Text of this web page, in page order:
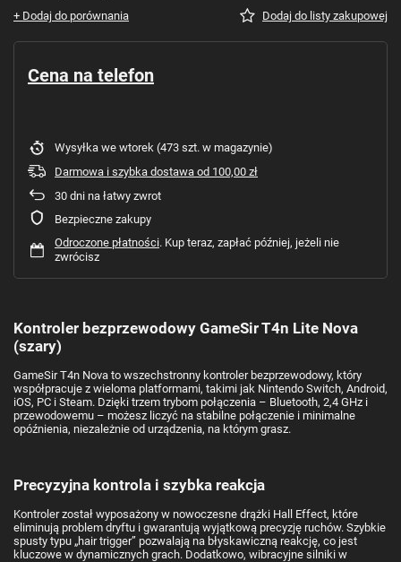
+ Dodaj do porównania Dodaj do listy zakupowej
Cena na telefon
Wysyłka we wtorek (473 szt. w magazynie)
Darmowa i szybka dostawa od 100,00 zł
30 dni na łatwy zwrot
Bezpieczne zakupy
Odroczone płatności. Kup teraz, zapłać później, jeżeli nie
zwrócisz
Kontroler bezprzewodowy GameSir T4n Lite Nova
(szary)
GameSir T4n Nova to wszechstronny kontroler bezprzewodowy, który
współpracuje z wieloma platformami, takimi jak Nintendo Switch, Android,
iOS, PC i Steam. Dzięki trzem trybom połączenia – Bluetooth, 2,4 GHz i
przewodowemu – możesz liczyć na stabilne połączenie i minimalne
opóźnienia, niezależnie od urządzenia, na którym grasz.
Precyzyjna kontrola i szybka reakcja
Kontroler został wyposażony w nowoczesne drążki Hall Effect, które
eliminują problem dryftu i gwarantują wyjątkową precyzję ruchów. Szybkie
spusty typu „hair trigger” pozwalają na błyskawiczną reakcję, co jest
kluczowe w dynamicznych grach. Dodatkowo, wibracyjne silniki w